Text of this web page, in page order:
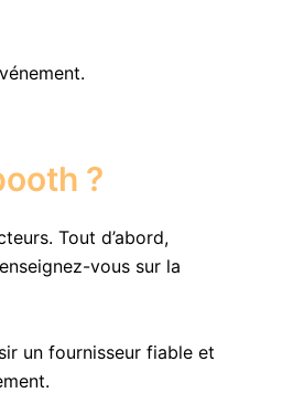
?
Tout d’abord,
vous sur la
un fournisseur fiable et